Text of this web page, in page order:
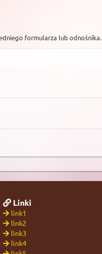
formularza lub odnośnika.
Linki
link1
link2
link3
link4